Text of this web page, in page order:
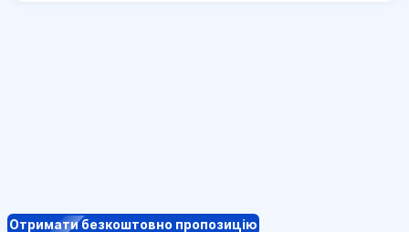
Отримати безкоштовно пропозицію